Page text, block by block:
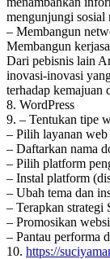
mengunjungi sosial
– Membangun
Membangun
Dari pebisnis lain
inovasi-inovasi
terhadap kemajuan
8. WordPress
9. – Tentukan tipe
– Pilih layanan
– Daftarkan nama
– Pilih platform
– Instal platform
– Ubah tema dan
– Terapkan strategi
– Promosikan
– Pantau performa
10. https://